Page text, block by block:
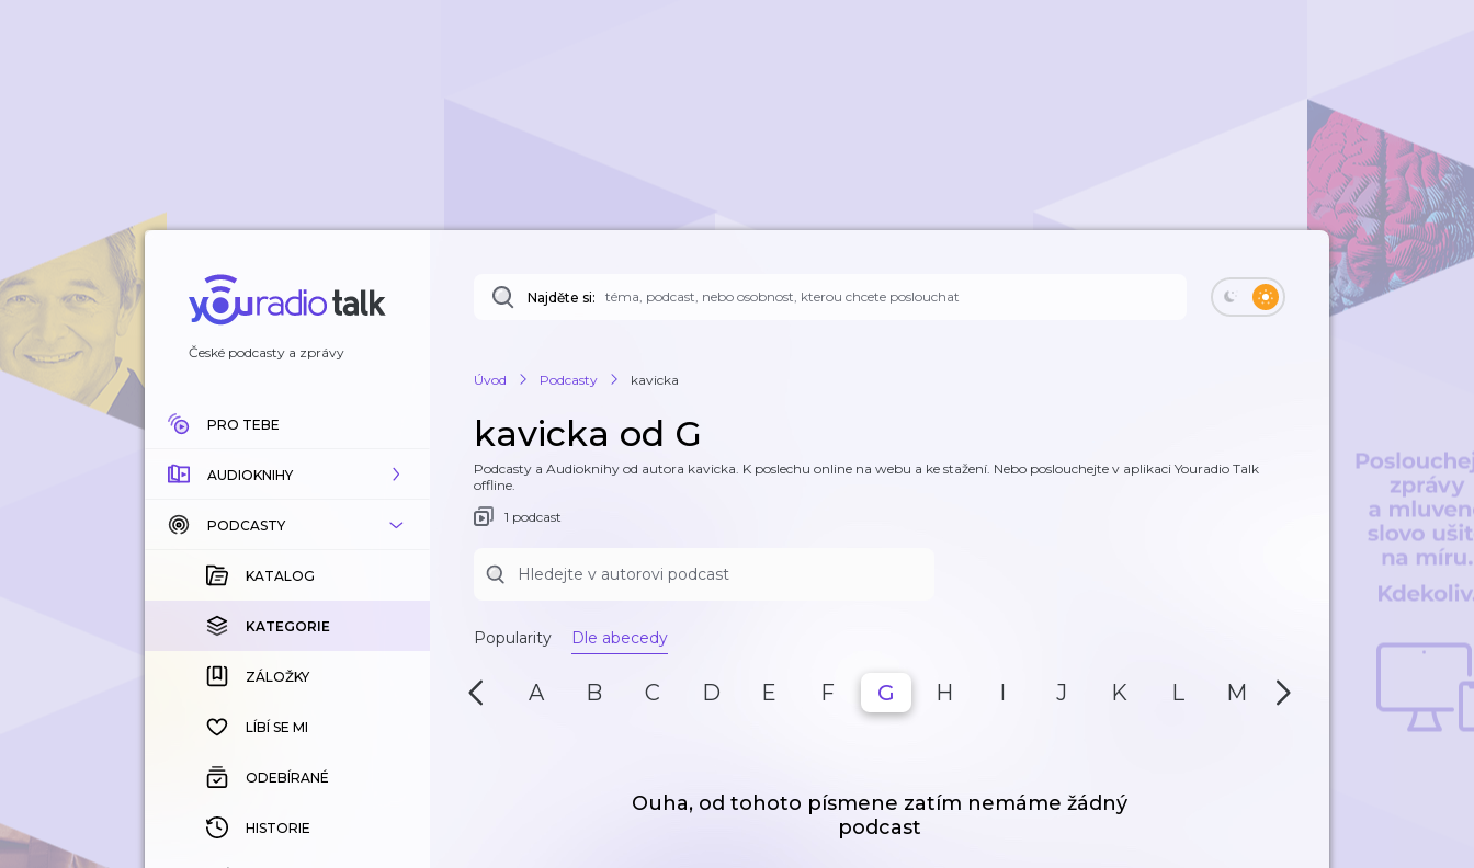
České podcasty a zprávy
PRO TEBE
AUDIOKNIHY
KATALOG
KOUPENÉ
KATEGORIE
ZÁLOŽKY
HISTORIE
PODCASTY
KATALOG
KATEGORIE
ZÁLOŽKY
LÍBÍ SE MI
ODEBÍRANÉ
HISTORIE
Najděte si:
Úvod Podcasty kavicka
kavicka od G
Podcasty a Audioknihy od autora kavicka. K poslechu online na webu a ke stažení. Nebo poslouchejte v aplikaci Youradio Talk
offline.
1 podcast
Popularity Dle abecedy
A B C D E F G H I J K L M N
Ouha, od tohoto písmene zatím nemáme žádný
podcast